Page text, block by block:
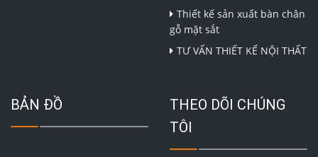
Thiết kế sản xuất bàn chân
gỗ mặt sắt
TƯ VẤN THIẾT KẾ NỘI THẤT
BẢN ĐỒ
THEO DÕI CHÚNG
TÔI